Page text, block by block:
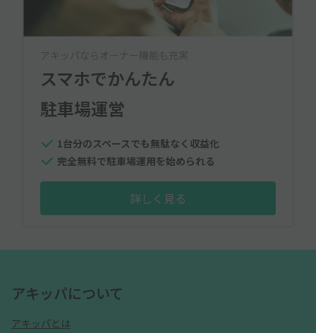
アキッパならオーナー機能も充実
スマホでかんたん
駐車場運営
1台分のスペースでも無駄なく収益化
完全無料で駐車場運用を始められる
詳しく見る
アキッパについて
アキッパとは